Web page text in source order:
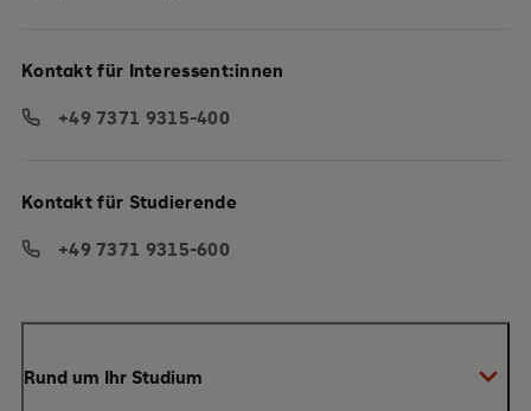
Rund um Ihr Studium
Kontakt für Interessent:innen
+49 7371 9315-400
Kontakt für Studierende
+49 7371 9315-600